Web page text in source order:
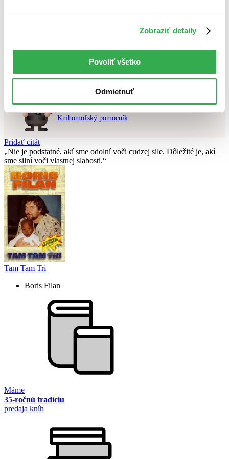
Zobraziť detaily
Povoliť všetko
Odmietnuť
Nebol nájdenýžiadny titulvyhovujúci zadaným podmienkam.
Skúste prosím zmeniť vyhľadávaný výraz.
Chcete poradiť knihu?
Knihomoľský pomocník
Pridať citát
Nie je podstatné, akí sme odolní voči cudzej sile. Dôležité je, akí
sme silní voči vlastnej slabosti.
Tam Tam Tri
Boris Filan
Máme
35-ročnú tradíciu
predaja kníh